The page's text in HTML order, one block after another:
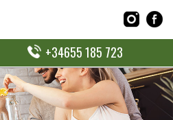
+34655 185 723